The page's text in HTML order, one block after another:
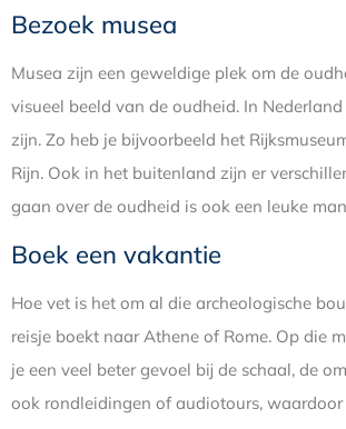
Bezoek musea
Musea zijn een geweldige plek om de
visueel beeld van de oudheid. In
zijn. Zo heb je bijvoorbeeld het
Rijn. Ook in het buitenland zijn er
gaan over de oudheid is ook een leuke
Boek een vakantie
Hoe vet is het om al die archeologische
reisje boekt naar Athene of Rome. Op die
je een veel beter gevoel bij de schaal, de
ook rondleidingen of audiotours,